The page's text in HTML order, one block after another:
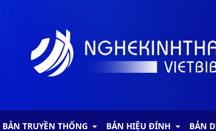
BẢN TRUYỀN THỐNG BẢN HIỆU ĐÍNH BẢN